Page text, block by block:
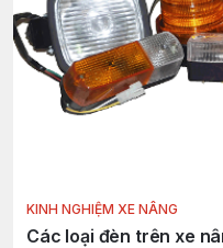
KINH NGHIỆM XE NÂNG
Các loại đèn trên xe